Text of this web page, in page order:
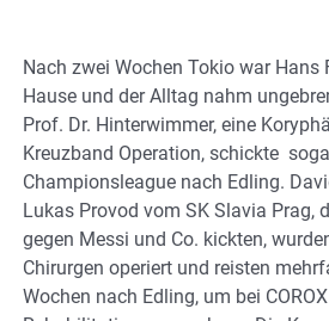
Nach zwei Wochen Tokio war Hans
Hause und der Alltag nahm
Prof. Dr. Hinterwimmer, eine
Kreuzband Operation, schickte
Championsleague nach Edling.
Lukas Provod vom SK Slavia Prag,
gegen Messi und Co. kickten,
Chirurgen operiert und reisten
Wochen nach Edling, um bei